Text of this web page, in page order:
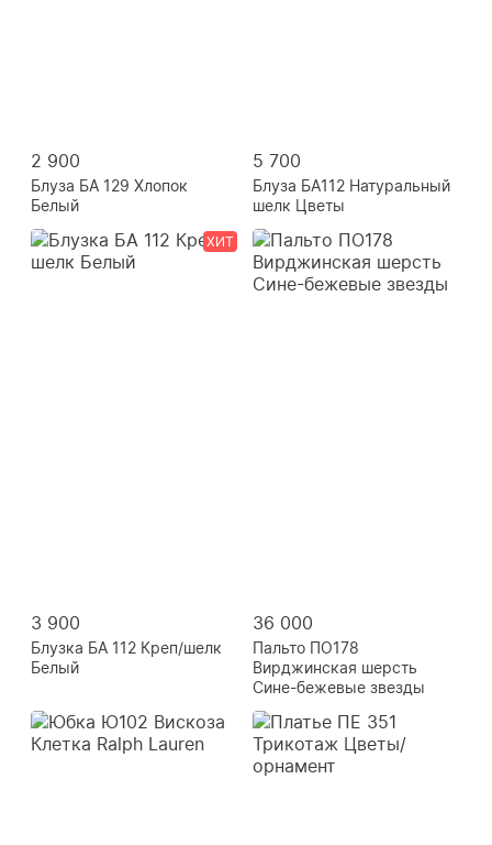
2 900
Блуза БА 129 Хлопок
Белый
5 700
Блуза БА112 Натуральный
шелк Цветы
3 900
Блузка БА 112 Креп/шелк
Белый
ХИТ
36 000
Пальто ПО178
Вирджинская шерсть
Сине-бежевые звезды